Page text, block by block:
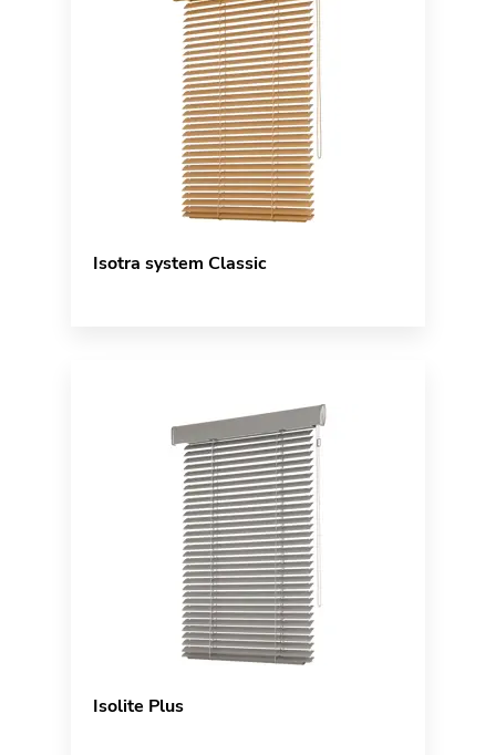
Isotra system Classic
Isolite Plus